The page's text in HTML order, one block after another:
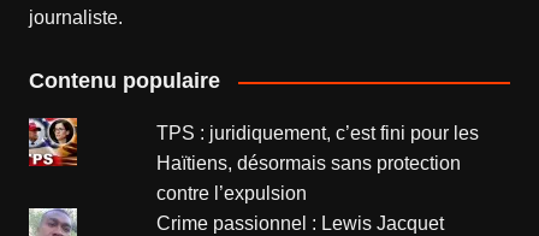
journaliste.
Contenu populaire
TPS : juridiquement, c’est fini pour les
Haïtiens, désormais sans protection
contre l’expulsion
Crime passionnel : Lewis Jacquet